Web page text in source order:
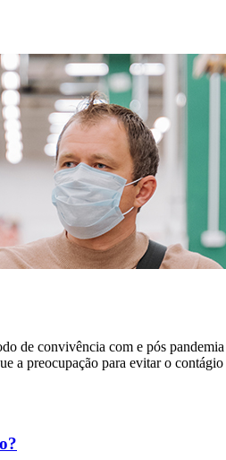
de convivência com e pós
a preocupação para evitar o